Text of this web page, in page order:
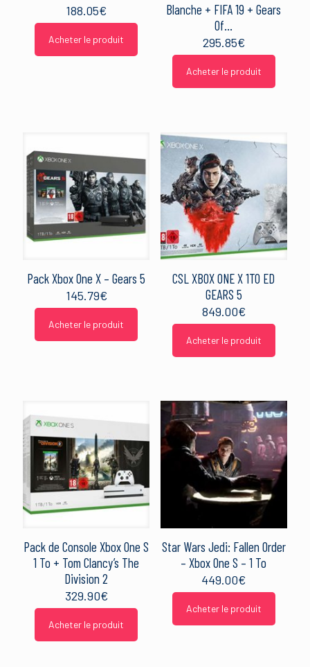
188.05€
Acheter le produit
Blanche + FIFA 19 + Gears
Of…
295.85€
Acheter le produit
Pack Xbox One X – Gears 5
145.79€
Acheter le produit
CSL XBOX ONE X 1TO ED
GEARS 5
849.00€
Acheter le produit
Pack de Console Xbox One S
1 To + Tom Clancy’s The
Division 2
329.90€
Acheter le produit
Star Wars Jedi: Fallen Order
– Xbox One S – 1 To
449.00€
Acheter le produit